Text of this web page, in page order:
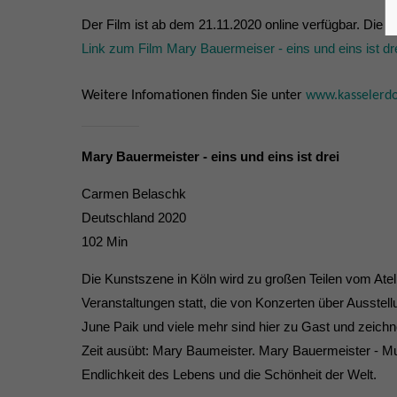
Der Film ist ab dem 21.11.2020 online verfügbar. Die
Link zum Film Mary Bauermeiser - eins und eins ist
Weitere Infomationen finden Sie unter
Mary Bauermeister - eins und eins ist drei
Carmen Belaschk
Deutschland 2020
102 Min
Die Kunstszene in Köln wird zu großen Teilen vom
Veranstaltungen statt, die von Konzerten über
June Paik und viele mehr sind hier zu Gast und
Zeit ausübt: Mary Baumeister. Mary Bauermeister -
Endlichkeit des Lebens und die Schönheit der Welt.